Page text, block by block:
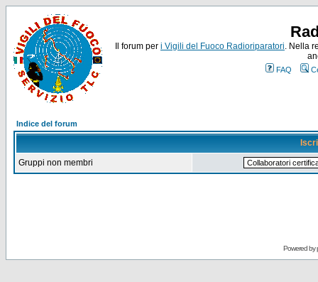
Il forum per i Vigili del Fuoco Radioriparatori. Nella
FAQ
Indice del forum
Gruppi non membri
Powered by